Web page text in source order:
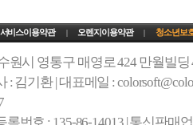
서비스이용약관 | 오렌지이용약관 | 청소년보
원시 영통구 매영로 424 만월빌
: 김기환 | 대표메일 :